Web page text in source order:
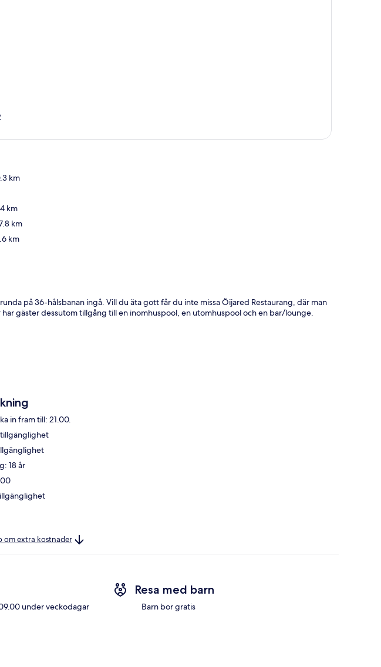
km
km
km
km
på 36-hålsbanan ingå. Vill du äta gott får du inte missa Öijared Restaurang, där man
har gäster dessutom tillgång till en inomhuspool, en utomhuspool och en bar/lounge.
in fram till: 21.00.
18 år
om extra kostnader
under veckodagar
Resa med barn
Barn bor gratis